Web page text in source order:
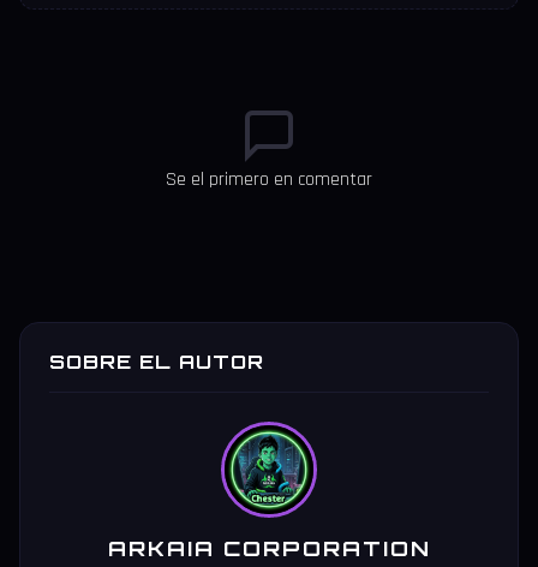
Se el primero en comentar
SOBRE EL AUTOR
ARKAIA CORPORATION